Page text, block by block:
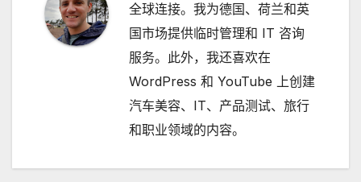
全球连接。我为德国、荷兰和英
国市场提供临时管理和 IT 咨询
服务。此外，我还喜欢在
WordPress 和 YouTube 上创建
汽车美容、IT、产品测试、旅行
和职业领域的内容。